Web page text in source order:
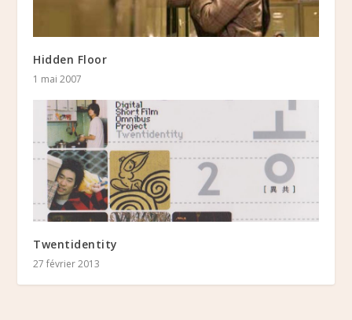
Hidden Floor
1 mai 2007
Twentidentity
27 février 2013